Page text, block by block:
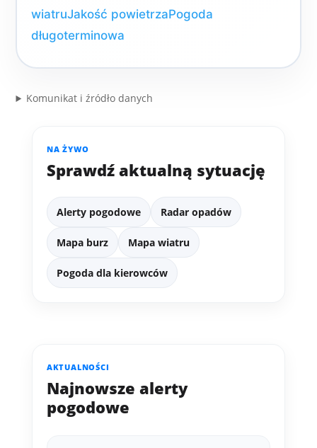
wiatruJakość powietrzaPogoda
długoterminowa
Komunikat i źródło danych
NA ŻYWO
Sprawdź aktualną sytuację
Alerty pogodowe Radar opadów
Mapa burz Mapa wiatru
Pogoda dla kierowców
AKTUALNOŚCI
Najnowsze alerty
pogodowe